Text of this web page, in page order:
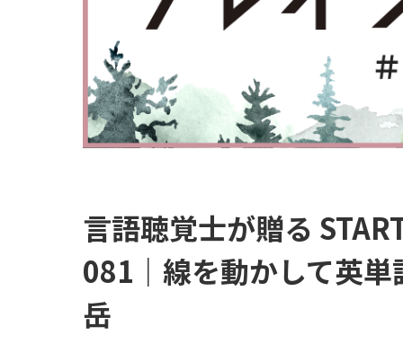
言語聴覚士が贈る
081｜線を動かして英
岳